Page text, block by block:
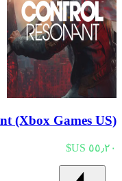
(Xbox Games US)